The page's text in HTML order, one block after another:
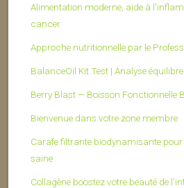
Alimentation moderne, aide à
cancer
Approche nutritionnelle par le
BalanceOil Kit Test | Analyse
Berry Blast — Boisson Fonctionnelle
Bienvenue dans votre zone membre
Carafe filtrante biodynamisante
saine
Collagène boostez votre beauté de